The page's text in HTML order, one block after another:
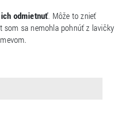
odmietnuť. Môže to znieť
som sa nemohla pohnúť z lavičky